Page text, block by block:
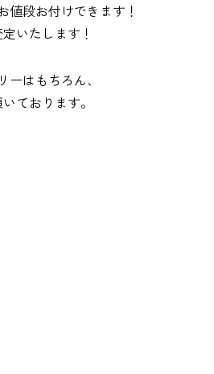
段お付けできます！
いたします！
はもちろん、
ております。